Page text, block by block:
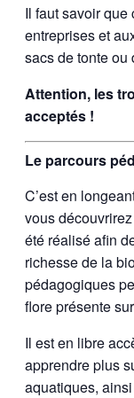
Il faut savoir
entreprises et
sacs de tonte ou
Attention, les
acceptés !
Le parcours
C’est en
vous
été réalisé afin
richesse de la
pédagogiques
flore présente
Il est en libre
apprendre plus
aquatiques,